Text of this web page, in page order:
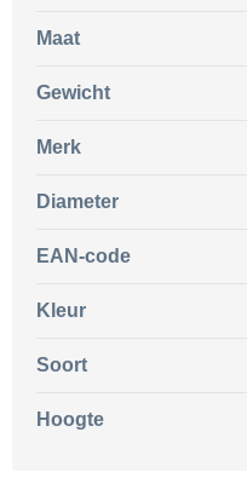
Maat
Gewicht
Merk
Diameter
EAN-code
Kleur
Soort
Hoogte